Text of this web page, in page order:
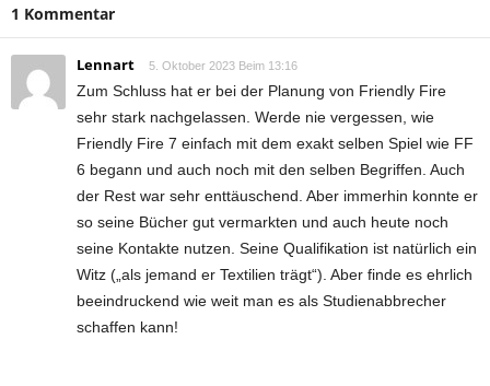
1 Kommentar
Lennart 5. Oktober 2023 Beim 13:16
Zum Schluss hat er bei der Planung von Friendly Fire
sehr stark nachgelassen. Werde nie vergessen, wie
Friendly Fire 7 einfach mit dem exakt selben Spiel wie FF
6 begann und auch noch mit den selben Begriffen. Auch
der Rest war sehr enttäuschend. Aber immerhin konnte er
so seine Bücher gut vermarkten und auch heute noch
seine Kontakte nutzen. Seine Qualifikation ist natürlich ein
Witz („als jemand er Textilien trägt“). Aber finde es ehrlich
beeindruckend wie weit man es als Studienabbrecher
schaffen kann!